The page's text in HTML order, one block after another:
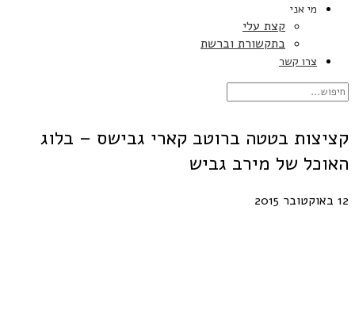
מי אני
קצת עלי
בתקשורת וברשת
צרו קשר
קציצות בטטה ברוטב קארי גבישס – בלוג
האוכל של מירב גביש
12 באוקטובר 2015